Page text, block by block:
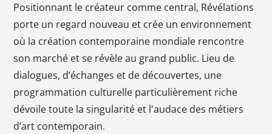
Positionnant le créateur comme central, Révélations
porte un regard nouveau et crée un environnement
où la création contemporaine mondiale rencontre
son marché et se révèle au grand public. Lieu de
dialogues, d’échanges et de découvertes, une
programmation culturelle particulièrement riche
dévoile toute la singularité et l'audace des métiers
d’art contemporain.